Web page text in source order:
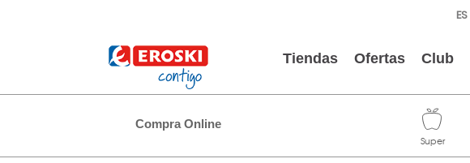
Tiendas Ofertas Club
Compra Online